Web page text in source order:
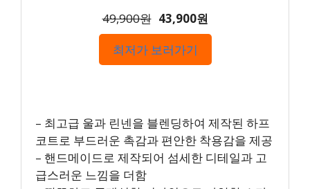
49,900원 43,900원
최저가 보러가기
– 최고급 울과 린넨을 블렌딩하여 제작된 하프
코트로 부드러운 촉감과 편안한 착용감을 제공
– 핸드메이드로 제작되어 섬세한 디테일과 고
급스러운 느낌을 더함